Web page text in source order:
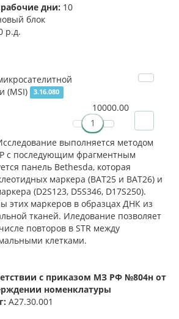
дни: 10
блок
р.д.
(MSI)
3.16.080
10000.00
выполняется методом
с последующим фрагментным
панель Bethesda, которая
маркера (BAT25 и BAT26) и
(D2S123, D5S346, D17S250).
этих маркеров в образцах ДНК из
тканей. Иледование позволяет
повторов в STR между
клетками.
с приказом МЗ РФ №804н от
номенклатуры
А27.30.001